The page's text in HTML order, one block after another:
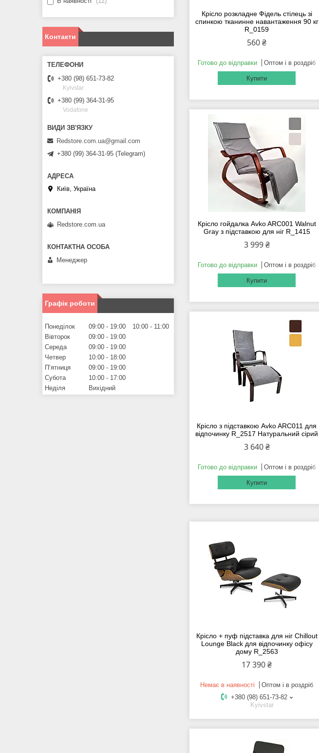
Крісло розкладне Фідель стілець зі
спинкою тканинне навантаження 90 кг
R_0159
560 ₴
Готово до відправки Оптом і в роздріб
Купити
Крісло гойдалка Avko ARC001 Walnut
Gray з підставкою для ніг R_1415
3 999 ₴
Готово до відправки Оптом і в роздріб
Купити
Крісло з підставкою Avko ARC011 для
відпочинку R_2517 Натуральний сірий
3 640 ₴
Готово до відправки Оптом і в роздріб
Купити
Крісло + пуф підставка для ніг Chillout
Lounge Black для відпочинку офісу
дому R_2563
17 390 ₴
Немає в наявності
Оптом і в роздріб
+380 (98) 651-73-82
Kyivstar
Контакти
+380 (98) 651-73-82
Kyivstar
+380 (99) 364-31-95
Vodafone
Redstore.com.ua@gmail.com
+380 (99) 364-31-95 (Telegram)
Київ, Україна
Redstore.com.ua
Менеджер
Графік роботи
Понеділок 09:00 19:00 10:00
11:00
Вівторок
09:00
19:00
Середа
09:00
19:00
Четвер
10:00
18:00
Пʼятниця
09:00
19:00
Субота
10:00
17:00
Неділя
Вихідний